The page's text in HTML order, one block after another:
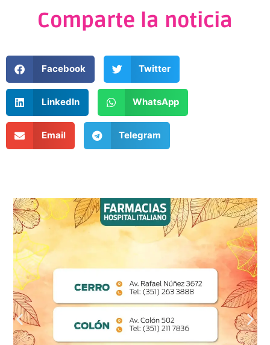
Comparte la noticia
Facebook Twitter
LinkedIn WhatsApp
Email Telegram